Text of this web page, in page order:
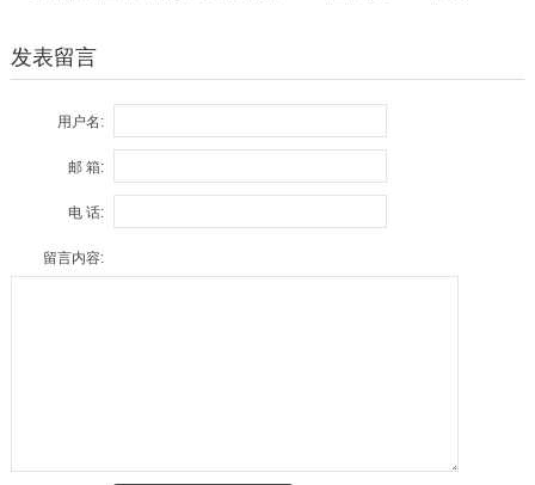
发表留言
用户名:
邮 箱:
电 话:
留言内容: